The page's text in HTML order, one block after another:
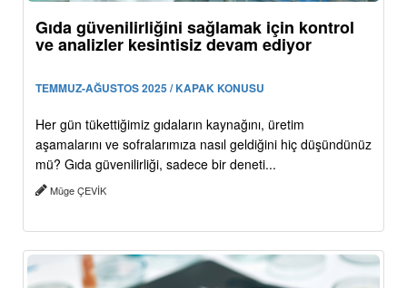
Gıda güvenilirliğini sağlamak için kontrol
ve analizler kesintisiz devam ediyor
TEMMUZ-AĞUSTOS 2025 / KAPAK KONUSU
Her gün tükettiğimiz gıdaların kaynağını, üretim
aşamalarını ve sofralarımıza nasıl geldiğini hiç düşündünüz
mü? Gıda güvenilirliği, sadece bir deneti...
Müge ÇEVİK